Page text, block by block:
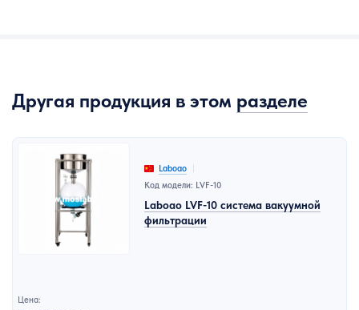
Другая продукция в этом разделе
Laboao
Код модели: LVF-10
Laboao LVF-10 система вакуумной
фильтрации
Цена: